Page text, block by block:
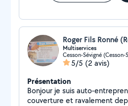
Multiservices
5/5 (2 avis)
Présentation
Bonjour je suis auto-
couverture et ravalement